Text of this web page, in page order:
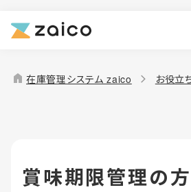
機能
解決できる課題
導入事例
home 在庫管理システム zaico お役立
賞味期限管理の方